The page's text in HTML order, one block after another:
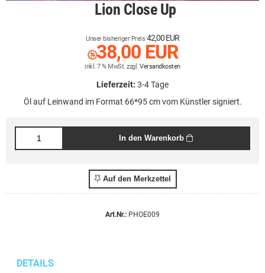
Lion Close Up
Unser bisheriger Preis 42,00 EUR
38,00 EUR
inkl. 7 % MwSt. zzgl.Versandkosten
Lieferzeit: 3-4 Tage
Öl auf Leinwand im Format 66*95 cm vom Künstler signiert.
In den Warenkorb
Auf den Merkzettel
Art.Nr.: PHOE009
DETAILS